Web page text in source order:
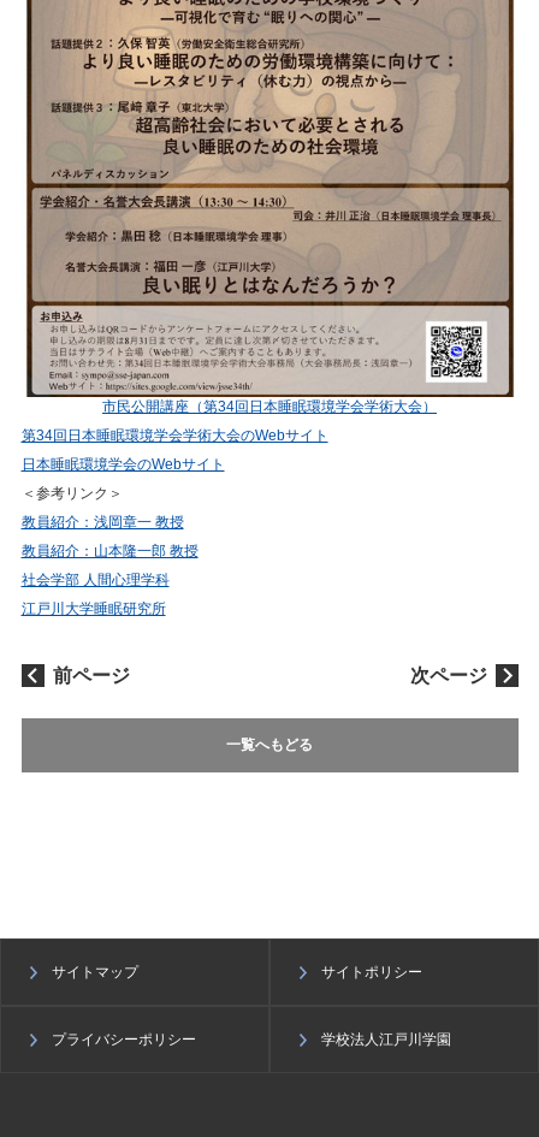
市民公開講座（第34回日本睡眠環境学会学術大会）
第34回日本睡眠環境学会学術大会のWebサイト
日本睡眠環境学会のWebサイト
＜参考リンク＞
教員紹介：浅岡章一 教授
教員紹介：山本隆一郎 教授
社会学部 人間心理学科
江戸川大学睡眠研究所
前ページ 次ページ
一覧へもどる
サイトマップ サイトポリシー
プライバシーポリシー 学校法人江戸川学園